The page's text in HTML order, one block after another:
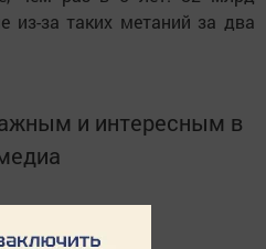
из-за таких метаний за два
и интересным в
в